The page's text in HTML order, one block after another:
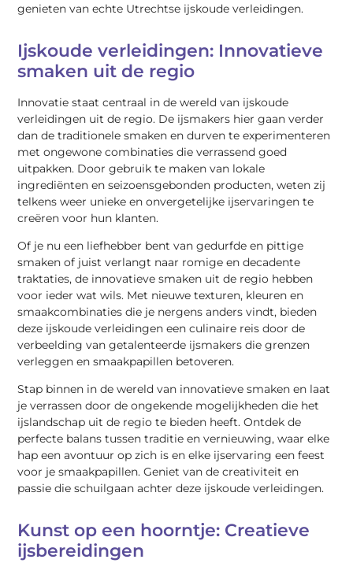
genieten van echte Utrechtse ijskoude verleidingen.
Ijskoude verleidingen: Innovatieve
smaken uit de regio
Innovatie staat centraal in de wereld van ijskoude
verleidingen uit de regio. De ijsmakers hier gaan verder
dan de traditionele smaken en durven te experimenteren
met ongewone combinaties die verrassend goed
uitpakken. Door gebruik te maken van lokale
ingrediënten en seizoensgebonden producten, weten zij
telkens weer unieke en onvergetelijke ijservaringen te
creëren voor hun klanten.
Of je nu een liefhebber bent van gedurfde en pittige
smaken of juist verlangt naar romige en decadente
traktaties, de innovatieve smaken uit de regio hebben
voor ieder wat wils. Met nieuwe texturen, kleuren en
smaakcombinaties die je nergens anders vindt, bieden
deze ijskoude verleidingen een culinaire reis door de
verbeelding van getalenteerde ijsmakers die grenzen
verleggen en smaakpapillen betoveren.
Stap binnen in de wereld van innovatieve smaken en laat
je verrassen door de ongekende mogelijkheden die het
ijslandschap uit de regio te bieden heeft. Ontdek de
perfecte balans tussen traditie en vernieuwing, waar elke
hap een avontuur op zich is en elke ijservaring een feest
voor je smaakpapillen. Geniet van de creativiteit en
passie die schuilgaan achter deze ijskoude verleidingen.
Kunst op een hoorntje: Creatieve
ijsbereidingen